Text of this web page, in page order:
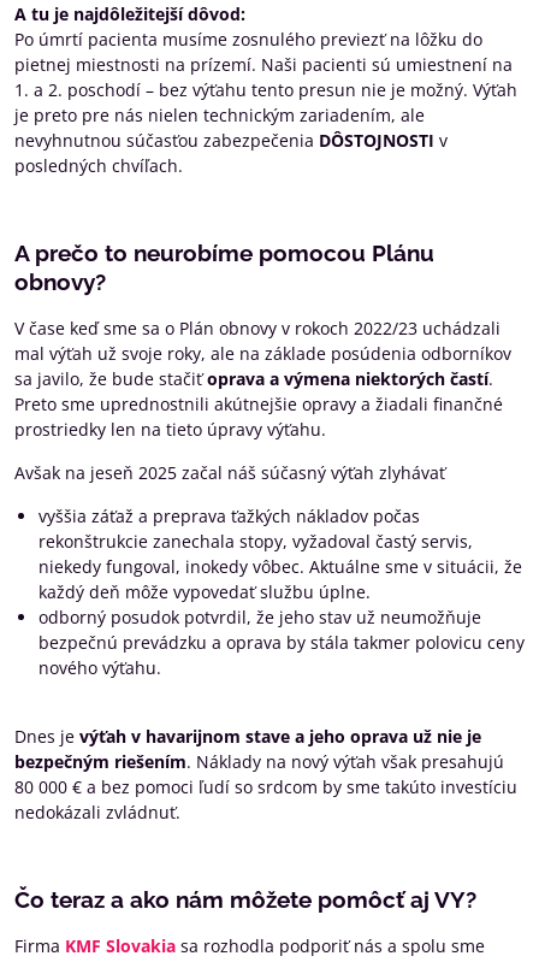
A tu je najdôležitejší dôvod:
Po úmrtí pacienta musíme zosnulého previezť na lôžku do
pietnej miestnosti na prízemí. Naši pacienti sú umiestnení na
1. a 2. poschodí – bez výťahu tento presun nie je možný. Výťah
je preto pre nás nielen technickým zariadením, ale
nevyhnutnou súčasťou zabezpečenia DÔSTOJNOSTI v
posledných chvíľach.
A prečo to neurobíme pomocou Plánu
obnovy?
V čase keď sme sa o Plán obnovy v rokoch 2022/23 uchádzali
mal výťah už svoje roky, ale na základe posúdenia odborníkov
sa javilo, že bude stačiťoprava a výmena niektorých častí.
Preto sme uprednostnili akútnejšie opravy a žiadali finančné
prostriedky len na tieto úpravy výťahu.
Avšak na jeseň 2025 začal náš súčasný výťah zlyhávať
vyššia záťaž a preprava ťažkých nákladov počas
rekonštrukcie zanechala stopy, vyžadoval častý servis,
niekedy fungoval, inokedy vôbec. Aktuálne sme v situácii, že
každý deň môže vypovedať službu úplne.
odborný posudok potvrdil, že jeho stav už neumožňuje
bezpečnú prevádzku a oprava by stála takmer polovicu ceny
nového výťahu.
Dnes je výťah v havarijnom stave a jeho oprava už nie je
bezpečným riešením. Náklady na nový výťah však presahujú
80 000 € a bez pomoci ľudí so srdcom by sme takúto investíciu
nedokázali zvládnuť.
Čo teraz a ako nám môžete pomôcť aj VY?
Firma KMF Slovakia sa rozhodla podporiť nás a spolu sme